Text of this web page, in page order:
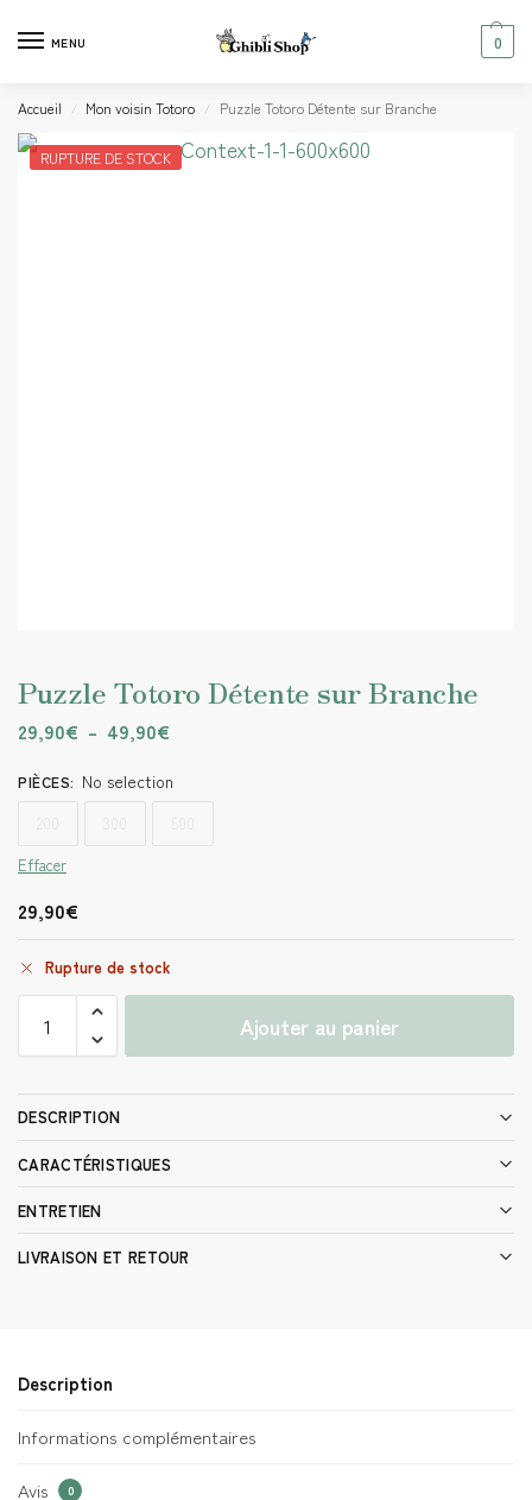
MENU 0
Accueil / Mon voisin Totoro / Puzzle Totoro Détente sur Branche
RUPTURE DE STOCK
Puzzle Totoro Détente sur Branche
29,90€ – 49,90€
PIÈCES: No selection
Effacer
29,90€
Rupture de stock
Ajouter au panier
DESCRIPTION
CARACTÉRISTIQUES
ENTRETIEN
LIVRAISON ET RETOUR
Description
Informations complémentaires
Avis 0